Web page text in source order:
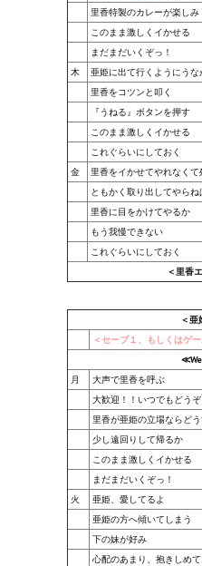
Nekopara Vol2 (Rus Version)
Nekopara Vol3 (Rus Version)
里香特製のカレーが楽しみ
このまま激しくイかせる
まだまだいくぞっ！
木
亜姫に出て行くようにうな
里香をコツンと叩く
『うねる』ボタンを押す
このまま激しくイかせる
これぐらいにしておく
金
里香をイかせてやれなくて
ともかく取り出してやらね
里香に目をかけてやるか
もう我慢できない
これぐらいにしておく
＜里香
＜亜
＜セーブ１、もしくはゲ
月
大声で里香を呼ぶ
大歓迎！！いつでもどうぞ
里香が亜姫の立場ならどう
少し遠回りして帰るか
このまま激しくイかせる
まだまだいくぞっ！
火
亜姫、愛してるよ
亜姫の方へ傾いてしまう
下の妹が好み
心配のあまり、抱きしめて